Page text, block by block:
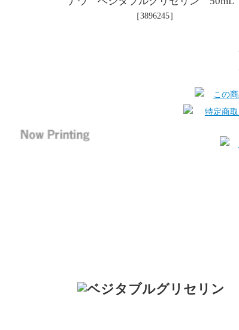
［3896245］